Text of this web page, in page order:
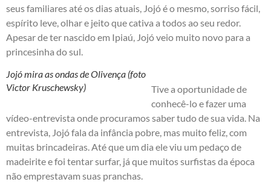
seus familiares até os dias atuais, Jojó é o mesmo, sorriso fácil,
espírito leve, olhar e jeito que cativa a todos ao seu redor.
Apesar de ter nascido em Ipiaú, Jojó veio muito novo para a
princesinha do sul.
Jojó mira as ondas de Olivença (foto
Victor Kruschewsky)
Tive a oportunidade de
conhecê-lo e fazer uma
vídeo-entrevista onde procuramos saber tudo de sua vida. Na
entrevista, Jojó fala da infância pobre, mas muito feliz, com
muitas brincadeiras. Até que um dia ele viu um pedaço de
madeirite e foi tentar surfar, já que muitos surfistas da época
não emprestavam suas pranchas.